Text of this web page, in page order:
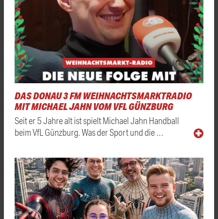
DAS DONAU 3 FM WEIHNACHTSMARKTRADIO
MIT MICHAEL JAHN VOM VFL GÜNZBURG
Seit er 5 Jahre alt ist spielt Michael Jahn Handball
beim VfL Günzburg. Was der Sport und die …